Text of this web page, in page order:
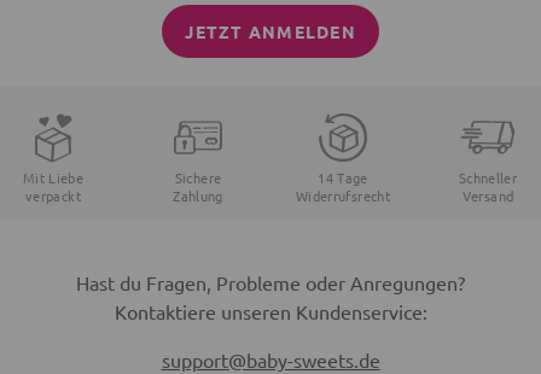
JETZT ANMELDEN
Mit Liebe
verpackt
Sichere
Zahlung
14 Tage
Widerrufsrecht
Schneller
Versand
Hast du Fragen, Probleme oder Anregungen?
Kontaktiere unseren Kundenservice:
support@baby-sweets.de